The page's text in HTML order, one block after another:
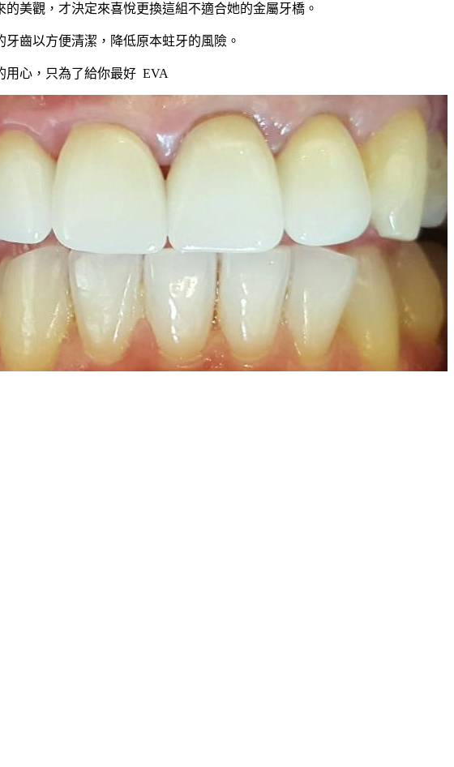
美觀，才決定來喜悅更換這組不適合她的金屬牙橋。
齒以方便清潔，降低原本蛀牙的風險。
心，只為了給你最好 EVA